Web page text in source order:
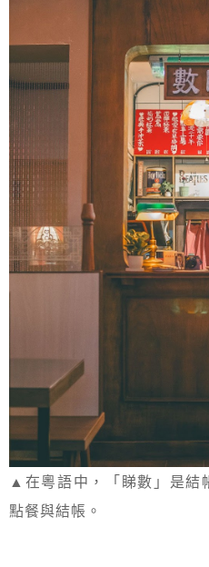
▲在粵語中，「睇數」是結
點餐與結帳。